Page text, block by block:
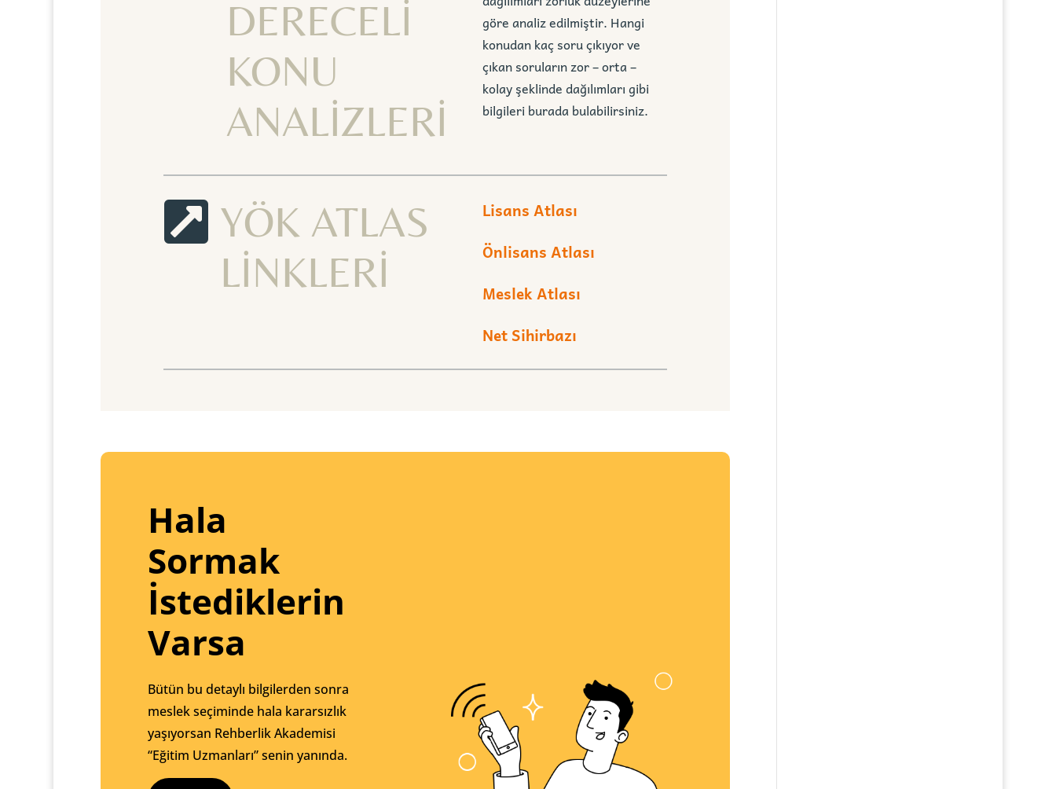
DERECELİ
KONU
ANALİZLERİ
göre analiz edilmiştir. Hangi
konudan kaç soru çıkıyor ve
çıkan soruların zor – orta –
kolay şeklinde dağılımları gibi
bilgileri burada bulabilirsiniz.
 YÖK ATLAS
LİNKLERİ
Lisans Atlası
Önlisans Atlası
Meslek Atlası
Net Sihirbazı
Hala
Sormak
İstediklerin
Varsa
Bütün bu detaylı bilgilerden sonra
meslek seçiminde hala kararsızlık
yaşıyorsan Rehberlik Akademisi
“Eğitim Uzmanları” senin yanında.